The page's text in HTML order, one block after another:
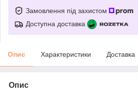
Замовлення під захистом
Доступна доставка
Опис Характеристики Доставка
Опис